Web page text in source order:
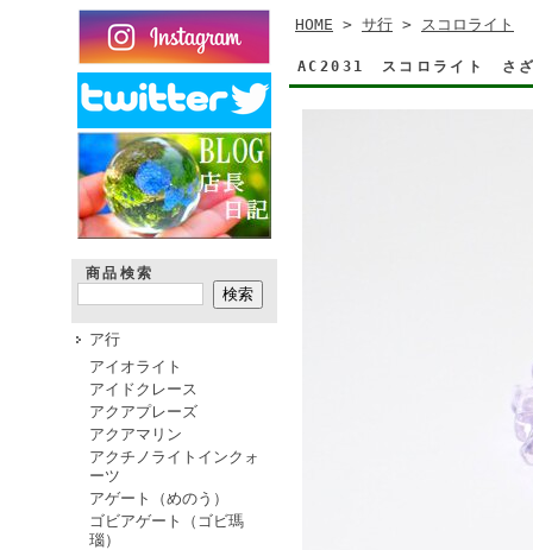
商品検索
ア行
アイオライト
アイドクレース
アクアプレーズ
アクアマリン
アクチノライトインクォ
ーツ
アゲート（めのう）
ゴビアゲート（ゴビ瑪
瑙）
HOME > サ行 > スコロライト
AC2031 スコロライト さ